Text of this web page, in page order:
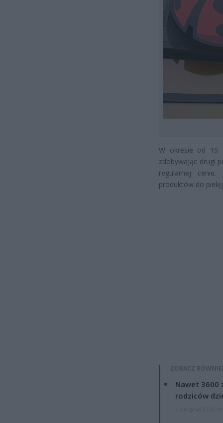
W okresie od 15
zdobywając drugi
regularnej
produktów do
ZOBACZ
Nawet 3600
rodziców